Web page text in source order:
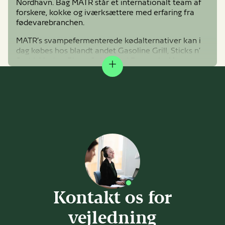
Nordhavn. Bag MATR står et internationalt team af
forskere, kokke og iværksættere med erfaring fra
fødevarebranchen.
MATR’s svampefermenterede kødalternativer kan i
dag købes hos blandt andet Gasoline Grill, Sticks n’
Sushi, Mother Pizza, Sokkelund Brasserie, Meyers
kantiner, Nemlig.com, Alma og Aarstiderne.
Expand
Kontakt os for
vejledning